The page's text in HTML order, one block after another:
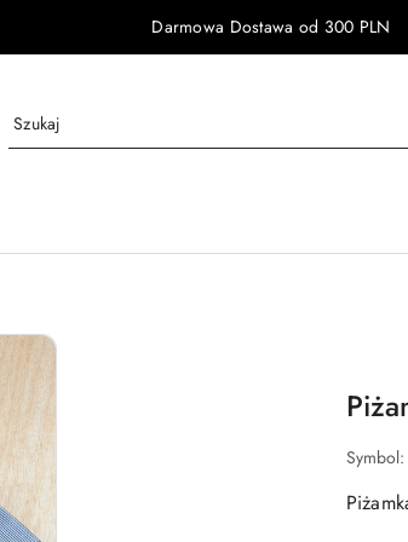
Darmowa Dostawa od 300 PLN
Symbol: